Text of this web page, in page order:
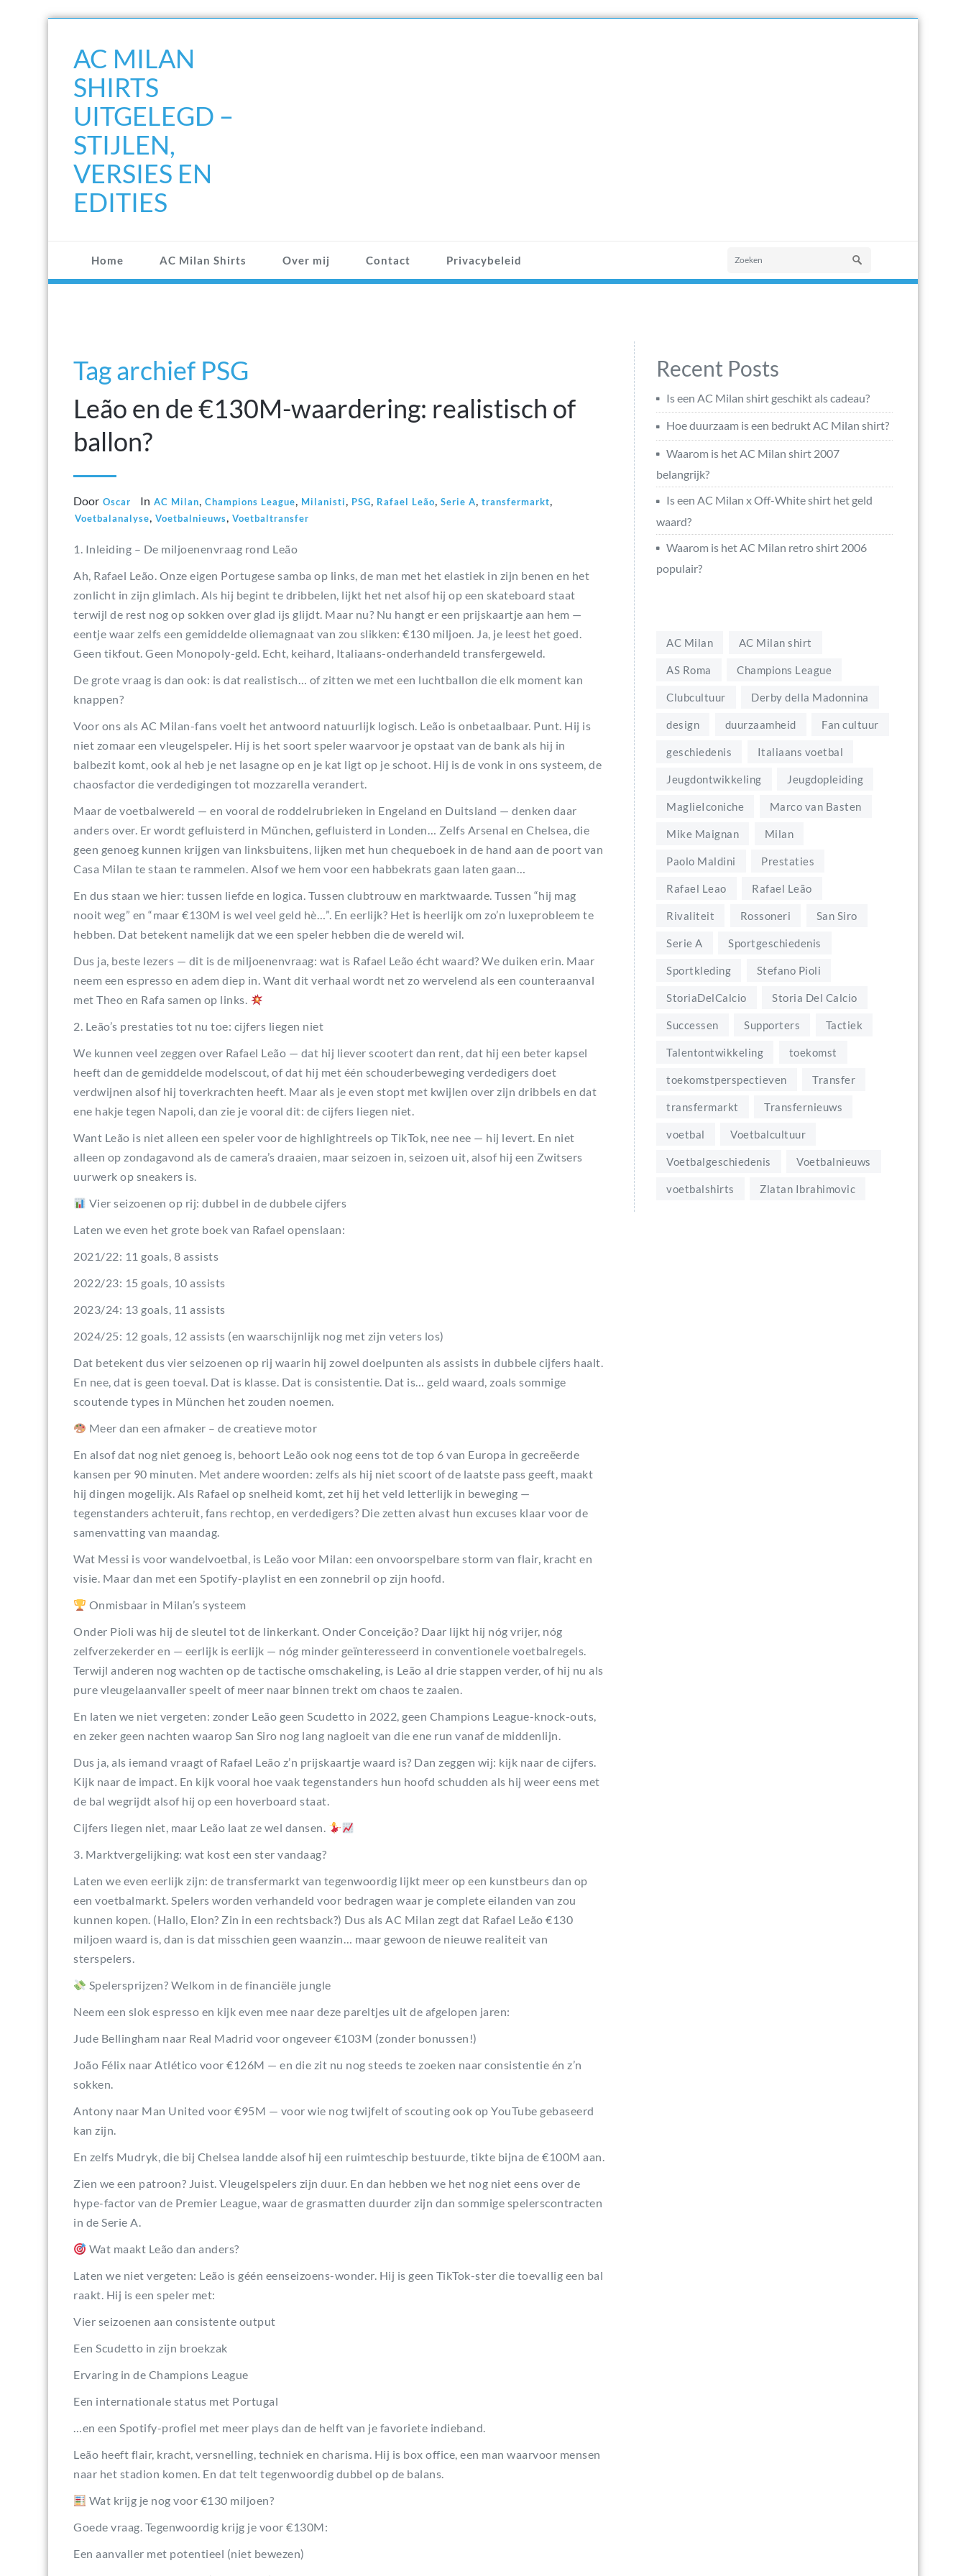
inhoudAC MILAN
SHIRTS
UITGELEGD –
STIJLEN,
VERSIES EN
EDITIES
Home AC Milan Shirts Over mij Contact Privacybeleid
Tag archief PSG
Leão en de €130M-waardering: realistisch of
ballon?
Door Oscar In AC Milan, Champions League, Milanisti, PSG, Rafael Leão, Serie A, transfermarkt,
Voetbalanalyse, Voetbalnieuws, Voetbaltransfer
1. Inleiding – De miljoenenvraag rond Leão
Ah, Rafael Leão. Onze eigen Portugese samba op links, de man met het elastiek in zijn benen en het
zonlicht in zijn glimlach. Als hij begint te dribbelen, lijkt het net alsof hij op een skateboard staat
terwijl de rest nog op sokken over glad ijs glijdt. Maar nu? Nu hangt er een prijskaartje aan hem —
eentje waar zelfs een gemiddelde oliemagnaat van zou slikken: €130 miljoen. Ja, je leest het goed.
Geen tikfout. Geen Monopoly-geld. Echt, keihard, Italiaans-onderhandeld transfergeweld.
De grote vraag is dan ook: is dat realistisch… of zitten we met een luchtballon die elk moment kan
knappen?
Voor ons als AC Milan-fans voelt het antwoord natuurlijk logisch. Leão is onbetaalbaar. Punt. Hij is
niet zomaar een vleugelspeler. Hij is het soort speler waarvoor je opstaat van de bank als hij in
balbezit komt, ook al heb je net lasagne op en je kat ligt op je schoot. Hij is de vonk in ons systeem, de
chaosfactor die verdedigingen tot mozzarella verandert.
Maar de voetbalwereld — en vooral de roddelrubrieken in Engeland en Duitsland — denken daar
anders over. Er wordt gefluisterd in München, gefluisterd in Londen… Zelfs Arsenal en Chelsea, die
geen genoeg kunnen krijgen van linksbuitens, lijken met hun chequeboek in de hand aan de poort van
Casa Milan te staan te rammelen. Alsof we hem voor een habbekrats gaan laten gaan…
En dus staan we hier: tussen liefde en logica. Tussen clubtrouw en marktwaarde. Tussen “hij mag
nooit weg” en “maar €130M is wel veel geld hè…”. En eerlijk? Het is heerlijk om zo’n luxeprobleem te
hebben. Dat betekent namelijk dat we een speler hebben die de wereld wil.
Dus ja, beste lezers — dit is de miljoenenvraag: wat is Rafael Leão écht waard? We duiken erin. Maar
neem een espresso en adem diep in. Want dit verhaal wordt net zo wervelend als een counteraanval
met Theo en Rafa samen op links.
2. Leão’s prestaties tot nu toe: cijfers liegen niet
We kunnen veel zeggen over Rafael Leão — dat hij liever scootert dan rent, dat hij een beter kapsel
heeft dan de gemiddelde modelscout, of dat hij met één schouderbeweging verdedigers doet
verdwijnen alsof hij toverkrachten heeft. Maar als je even stopt met kwijlen over zijn dribbels en dat
ene hakje tegen Napoli, dan zie je vooral dit: de cijfers liegen niet.
Want Leão is niet alleen een speler voor de highlightreels op TikTok, nee nee — hij levert. En niet
alleen op zondagavond als de camera’s draaien, maar seizoen in, seizoen uit, alsof hij een Zwitsers
uurwerk op sneakers is.
Vier seizoenen op rij: dubbel in de dubbele cijfers
Laten we even het grote boek van Rafael openslaan:
2021/22: 11 goals, 8 assists
2022/23: 15 goals, 10 assists
2023/24: 13 goals, 11 assists
2024/25: 12 goals, 12 assists (en waarschijnlijk nog met zijn veters los)
Dat betekent dus vier seizoenen op rij waarin hij zowel doelpunten als assists in dubbele cijfers haalt.
En nee, dat is geen toeval. Dat is klasse. Dat is consistentie. Dat is… geld waard, zoals sommige
scoutende types in München het zouden noemen.
Meer dan een afmaker – de creatieve motor
En alsof dat nog niet genoeg is, behoort Leão ook nog eens tot de top 6 van Europa in gecreëerde
kansen per 90 minuten. Met andere woorden: zelfs als hij niet scoort of de laatste pass geeft, maakt
hij dingen mogelijk. Als Rafael op snelheid komt, zet hij het veld letterlijk in beweging —
tegenstanders achteruit, fans rechtop, en verdedigers? Die zetten alvast hun excuses klaar voor de
samenvatting van maandag.
Wat Messi is voor wandelvoetbal, is Leão voor Milan: een onvoorspelbare storm van flair, kracht en
visie. Maar dan met een Spotify-playlist en een zonnebril op zijn hoofd.
Onmisbaar in Milan’s systeem
Onder Pioli was hij de sleutel tot de linkerkant. Onder Conceição? Daar lijkt hij nóg vrijer, nóg
zelfverzekerder en — eerlijk is eerlijk — nóg minder geïnteresseerd in conventionele voetbalregels.
Terwijl anderen nog wachten op de tactische omschakeling, is Leão al drie stappen verder, of hij nu als
pure vleugelaanvaller speelt of meer naar binnen trekt om chaos te zaaien.
En laten we niet vergeten: zonder Leão geen Scudetto in 2022, geen Champions League-knock-outs,
en zeker geen nachten waarop San Siro nog lang nagloeit van die ene run vanaf de middenlijn.
Dus ja, als iemand vraagt of Rafael Leão z’n prijskaartje waard is? Dan zeggen wij: kijk naar de cijfers.
Kijk naar de impact. En kijk vooral hoe vaak tegenstanders hun hoofd schudden als hij weer eens met
de bal wegrijdt alsof hij op een hoverboard staat.
Cijfers liegen niet, maar Leão laat ze wel dansen.
3. Marktvergelijking: wat kost een ster vandaag?
Laten we even eerlijk zijn: de transfermarkt van tegenwoordig lijkt meer op een kunstbeurs dan op
een voetbalmarkt. Spelers worden verhandeld voor bedragen waar je complete eilanden van zou
kunnen kopen. (Hallo, Elon? Zin in een rechtsback?) Dus als AC Milan zegt dat Rafael Leão €130
miljoen waard is, dan is dat misschien geen waanzin… maar gewoon de nieuwe realiteit van
sterspelers.
Spelersprijzen? Welkom in de financiële jungle
Neem een slok espresso en kijk even mee naar deze pareltjes uit de afgelopen jaren:
Jude Bellingham naar Real Madrid voor ongeveer €103M (zonder bonussen!)
João Félix naar Atlético voor €126M — en die zit nu nog steeds te zoeken naar consistentie én z’n
sokken.
Antony naar Man United voor €95M — voor wie nog twijfelt of scouting ook op YouTube gebaseerd
kan zijn.
En zelfs Mudryk, die bij Chelsea landde alsof hij een ruimteschip bestuurde, tikte bijna de €100M aan.
Zien we een patroon? Juist. Vleugelspelers zijn duur. En dan hebben we het nog niet eens over de
hype-factor van de Premier League, waar de grasmatten duurder zijn dan sommige spelerscontracten
in de Serie A.
Wat maakt Leão dan anders?
Laten we niet vergeten: Leão is géén eenseizoens-wonder. Hij is geen TikTok-ster die toevallig een bal
raakt. Hij is een speler met:
Vier seizoenen aan consistente output
Een Scudetto in zijn broekzak
Ervaring in de Champions League
Een internationale status met Portugal
…en een Spotify-profiel met meer plays dan de helft van je favoriete indieband.
Leão heeft flair, kracht, versnelling, techniek en charisma. Hij is box office, een man waarvoor mensen
naar het stadion komen. En dat telt tegenwoordig dubbel op de balans.
Wat krijg je nog voor €130 miljoen?
Goede vraag. Tegenwoordig krijg je voor €130M:
Een aanvaller met potentieel (niet bewezen)
Recent Posts
Is een AC Milan shirt geschikt als cadeau?
Hoe duurzaam is een bedrukt AC Milan shirt?
Waarom is het AC Milan shirt 2007
belangrijk?
Is een AC Milan x Off-White shirt het geld
waard?
Waarom is het AC Milan retro shirt 2006
populair?
AC Milan AC Milan shirt
AS Roma Champions League
Clubcultuur Derby della Madonnina
design duurzaamheid Fan cultuur
geschiedenis Italiaans voetbal
Jeugdontwikkeling Jeugdopleiding
MaglieIconiche Marco van Basten
Mike Maignan Milan
Paolo Maldini Prestaties
Rafael Leao Rafael Leão
Rivaliteit Rossoneri San Siro
Serie A Sportgeschiedenis
Sportkleding Stefano Pioli
StoriaDelCalcio Storia Del Calcio
Successen Supporters Tactiek
Talentontwikkeling toekomst
toekomstperspectieven Transfer
transfermarkt Transfernieuws
voetbal Voetbalcultuur
Voetbalgeschiedenis Voetbalnieuws
voetbalshirts Zlatan Ibrahimovic